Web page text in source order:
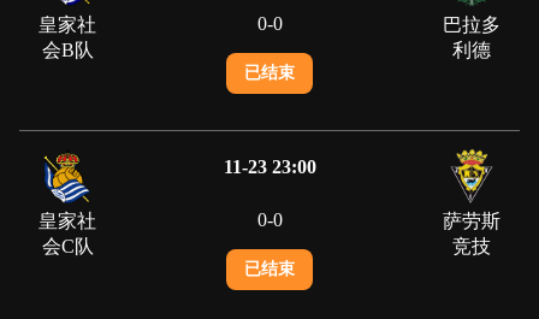
皇家社
会B队
0-0
巴拉多
利德
已结束
11-23 23:00
皇家社
会C队
0-0
萨劳斯
竞技
已结束